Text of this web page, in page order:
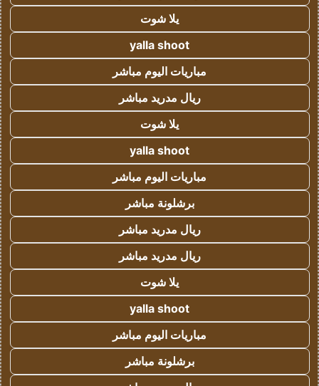
يلا شوت
yalla shoot
مباريات اليوم مباشر
ريال مدريد مباشر
يلا شوت
yalla shoot
مباريات اليوم مباشر
برشلونة مباشر
ريال مدريد مباشر
ريال مدريد مباشر
يلا شوت
yalla shoot
مباريات اليوم مباشر
برشلونة مباشر